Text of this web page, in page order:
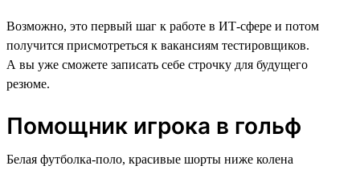
Возможно, это первый шаг к работе в ИТ-сфере и потом
получится присмотреться к вакансиям тестировщиков.
А вы уже сможете записать себе строчку для будущего
резюме.
Помощник игрока в гольф
Белая футболка-поло, красивые шорты ниже колена